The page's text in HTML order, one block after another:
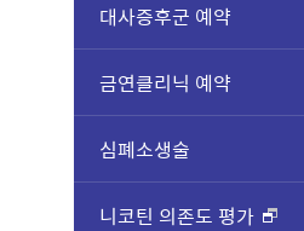
대사증후군 예약
금연클리닉 예약
심폐소생술
니코틴 의존도 평가